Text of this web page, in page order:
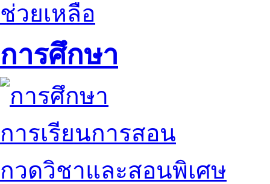
ช่วยเหลือ
การศึกษา
การเรียนการสอน
กวดวิชาและสอนพิเศษ